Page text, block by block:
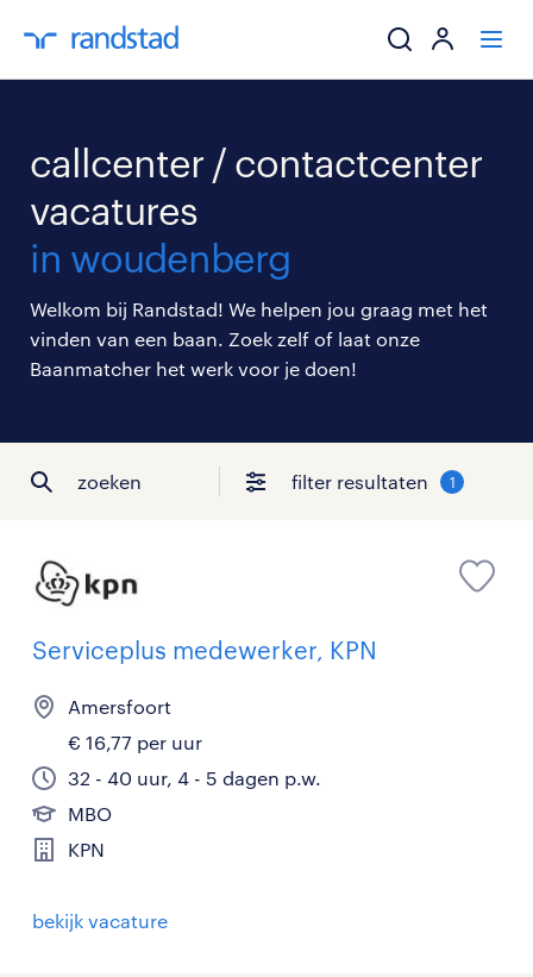
over randstad
callcenter / contactcenter
vacatures
in woudenberg
Welkom bij Randstad! We helpen jou graag met het
vinden van een baan. Zoek zelf of laat onze
Baanmatcher het werk voor je doen!
zoeken filter resultaten 1
Serviceplus medewerker, KPN
Amersfoort
€ 16,77 per uur
32 - 40 uur, 4 - 5 dagen p.w.
MBO
KPN
bekijk vacature